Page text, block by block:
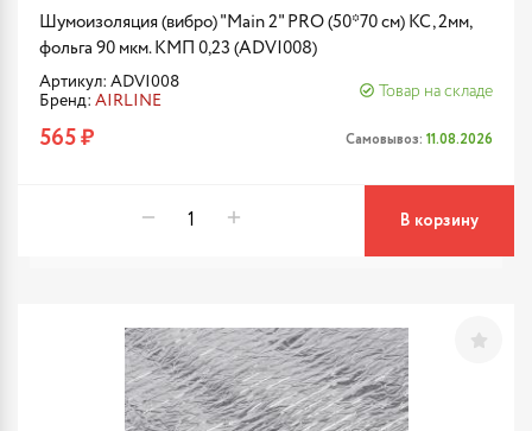
Шумоизоляция (вибро) "Main 2" PRO (50*70 см) КС, 2мм,
фольга 90 мкм. КМП 0,23 (ADVI008)
Артикул: ADVI008
Бренд: AIRLINE
Товар на складе
565 ₽ Самовывоз: 11.08.2026
В корзину